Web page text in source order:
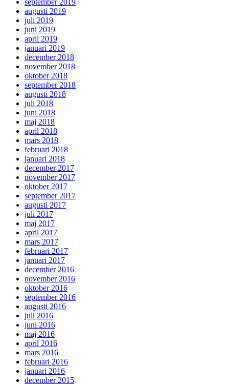
september 2019
augusti 2019
juli 2019
juni 2019
april 2019
januari 2019
december 2018
november 2018
oktober 2018
september 2018
augusti 2018
juli 2018
juni 2018
maj 2018
april 2018
mars 2018
februari 2018
januari 2018
december 2017
november 2017
oktober 2017
september 2017
augusti 2017
juli 2017
maj 2017
april 2017
mars 2017
februari 2017
januari 2017
december 2016
november 2016
oktober 2016
september 2016
augusti 2016
juli 2016
juni 2016
maj 2016
april 2016
mars 2016
februari 2016
januari 2016
december 2015